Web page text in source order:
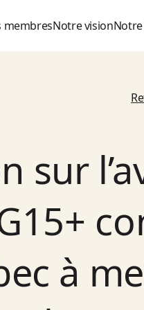
membresNotre vision
sur
à